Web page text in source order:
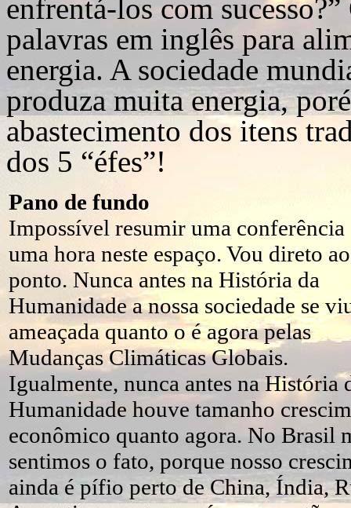
enfrentá-los com
palavras em inglês para
energia. A sociedade
produza muita energia,
abastecimento dos itens
dos 5 “éfes”!
Pano de fundo
Impossível resumir uma conferência
uma hora neste espaço. Vou direto ao
ponto. Nunca antes na História da
Humanidade a nossa sociedade se
ameaçada quanto o é agora pelas
Mudanças Climáticas Globais.
Igualmente, nunca antes na História
Humanidade houve tamanho
econômico quanto agora. No Brasil
sentimos o fato, porque nosso
ainda é pífio perto de China, Índia,